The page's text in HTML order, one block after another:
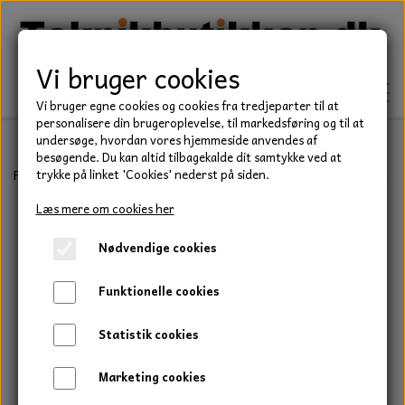
TEKNIK
KILEREMME
LEJER
PAKDÅSER
LÅSERINGE
BEFÆSTELSE
HAVE/PARK
UNIVERSALE REMME TIL PLÆNEKLIPPER OG
HAVETRAKTOR
TRAKTOR/ENTREPRENØR
Forside Teknik Lejer Koniske Rullelejer
Vi bruger cookies
Vi bruger egne cookies og cookies fra tredjeparter til at
personalisere din brugeroplevelse, til markedsføring og til at
undersøge, hvordan vores hjemmeside anvendes af
besøgende. Du kan altid tilbagekalde dit samtykke ved at
trykke på linket 'Cookies' nederst på siden.
Læs mere om cookies her
Nødvendige cookies
Funktionelle cookies
Statistik cookies
Marketing cookies